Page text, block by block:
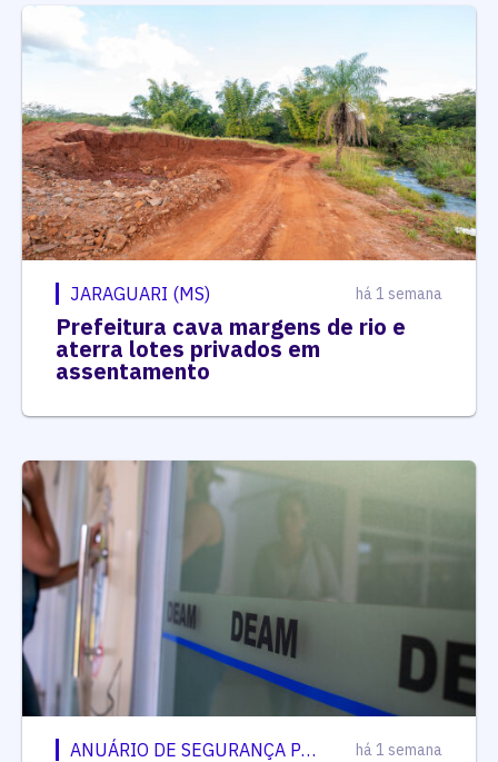
JARAGUARI (MS) há 1 semana
Prefeitura cava margens de rio e
aterra lotes privados em
assentamento
ANUÁRIO DE SEGURANÇA PÚBLICA há 1 semana